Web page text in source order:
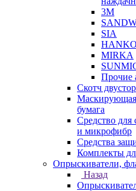
3М
SIA
HANKO
MIRKA
Прочие
Скотч
Маскирующая
бумага
Средство для
и микрофибр
Средства
Комплекты
Опрыскиватели,
Назад